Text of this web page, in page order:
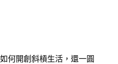
何開創斜槓生活，還一圓